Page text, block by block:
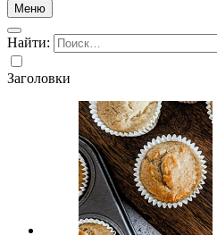
Меню
Найти:
Заголовки